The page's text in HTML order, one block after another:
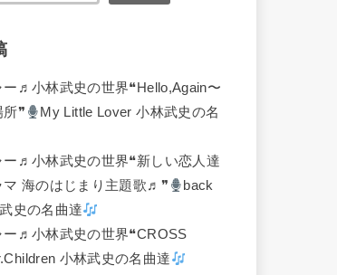
ー♬ 小林武史の世界❝Hello,Again〜
所❞
My Little Lover 小林武史の名
ー♬ 小林武史の世界❝新しい恋人達
マ 海のはじまり主題歌♬❞
back
史の名曲達
ー♬ 小林武史の世界❝CROSS
小林武史の名曲達